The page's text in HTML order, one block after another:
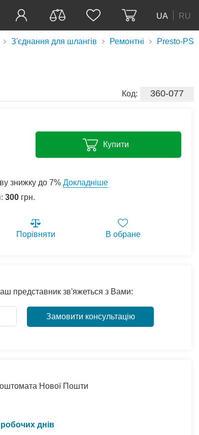
UA RU
З'єднання для шлангів Ремонтні Presto-PS
Код: 360-077
Купити
знижку до 7% Докладніше
300 грн.
Порівняти В обране
представник зв'яжеться з Вами:
Замовити консультацію
Нової Пошти
днів